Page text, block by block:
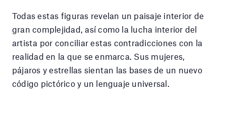
Todas estas figuras revelan un paisaje interior de
gran complejidad, así como la lucha interior del
artista por conciliar estas contradicciones con la
realidad en la que se enmarca. Sus mujeres,
pájaros y estrellas sientan las bases de un nuevo
código pictórico y un lenguaje universal.